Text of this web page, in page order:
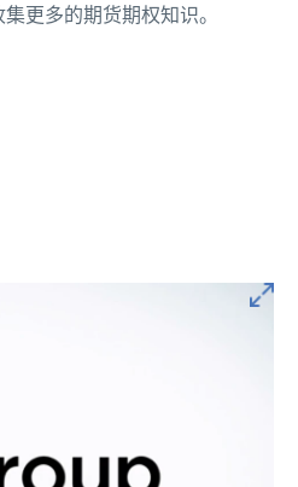
更多的期货期权知识。